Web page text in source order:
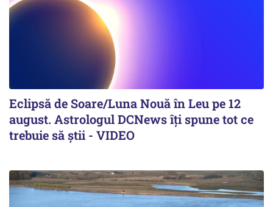
Eclipsă de Soare/Luna Nouă în Leu pe 12
august. Astrologul DCNews îți spune tot ce
trebuie să știi - VIDEO